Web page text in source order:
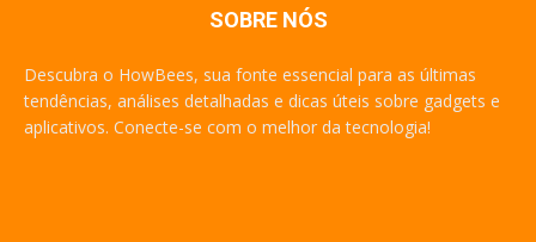
SOBRE NÓS
Descubra o HowBees, sua fonte essencial para as últimas
tendências, análises detalhadas e dicas úteis sobre gadgets e
aplicativos. Conecte-se com o melhor da tecnologia!